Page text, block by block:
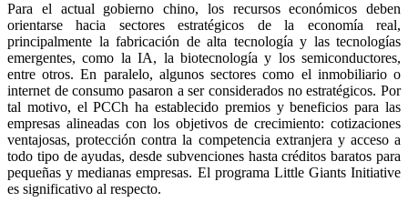
Para el actual gobierno chino, los recursos económicos deben
orientarse hacia sectores estratégicos de la economía real,
principalmente la fabricación de alta tecnología y las tecnologías
emergentes, como la IA, la biotecnología y los semiconductores,
entre otros. En paralelo, algunos sectores como el inmobiliario o
internet de consumo pasaron a ser considerados no estratégicos. Por
tal motivo, el PCCh ha establecido premios y beneficios para las
empresas alineadas con los objetivos de crecimiento: cotizaciones
ventajosas, protección contra la competencia extranjera y acceso a
todo tipo de ayudas, desde subvenciones hasta créditos baratos para
pequeñas y medianas empresas. El programa Little Giants Initiative
es significativo al respecto.